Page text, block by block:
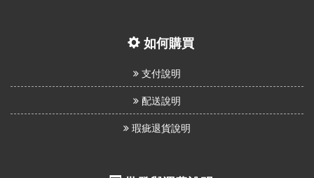
如何購買
支付說明
配送說明
瑕疵退貨說明